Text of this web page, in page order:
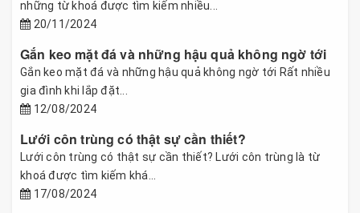
những từ khoá được tìm kiếm nhiều...
20/11/2024
Gắn keo mặt đá và những hậu quả không ngờ tới
Gắn keo mặt đá và những hậu quả không ngờ tới Rất nhiều
gia đình khi lắp đặt...
12/08/2024
Lưới côn trùng có thật sự cần thiết?
Lưới côn trùng có thật sự cần thiết? Lưới côn trùng là từ
khoá được tìm kiếm khá...
17/08/2024